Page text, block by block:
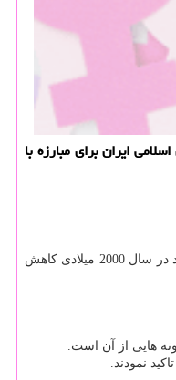
ایران برای مبارزه با
‫آلونسو در این دیدار اعلام نمود: بر مبنای آخرین گزارش سازمان جهانی بهداشت كه سال 2017 میلادی انتشار یافت، شمار موارد مبتلا شدن به مالاریا در ایران 57 مورد بود كه نسبت به 12 هزار مورد در سال 2000 میلادی كاهش
هایی از آن است.